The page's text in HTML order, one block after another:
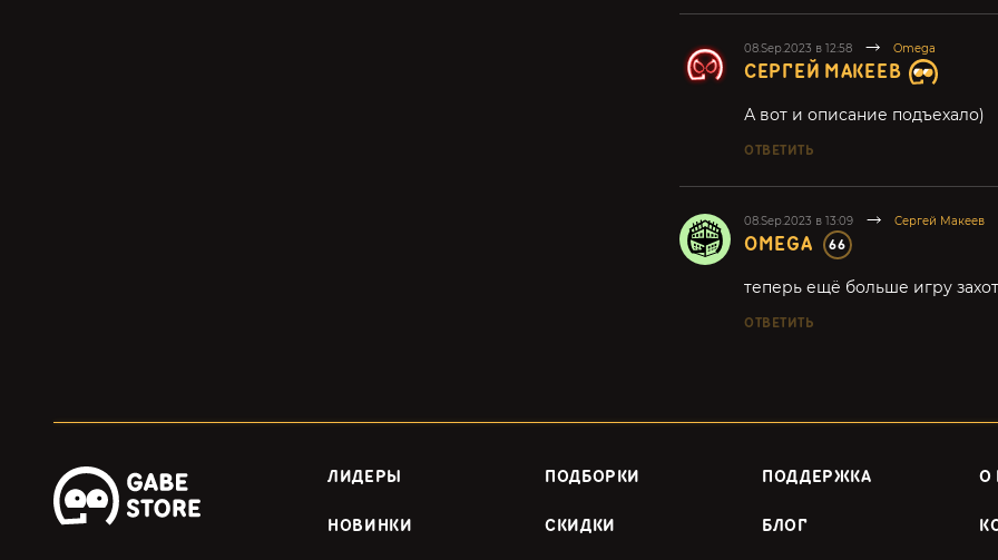
08.Sep.2023 в 12:58 Omega
СЕРГЕЙ МАКЕЕВ
А вот и описание подъехало)
ОТВЕТИТЬ
08.Sep.2023 в 13:09 Сергей Макеев
OMEGA 66
теперь ещё больше игру
ОТВЕТИТЬ
ЛИДЕРЫ ПОДБОРКИ ПОДДЕРЖКА О
НОВИНКИ СКИДКИ БЛОГ